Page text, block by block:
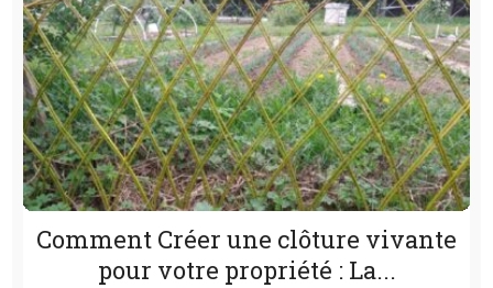
Comment Créer une clôture vivante
pour votre propriété : La...